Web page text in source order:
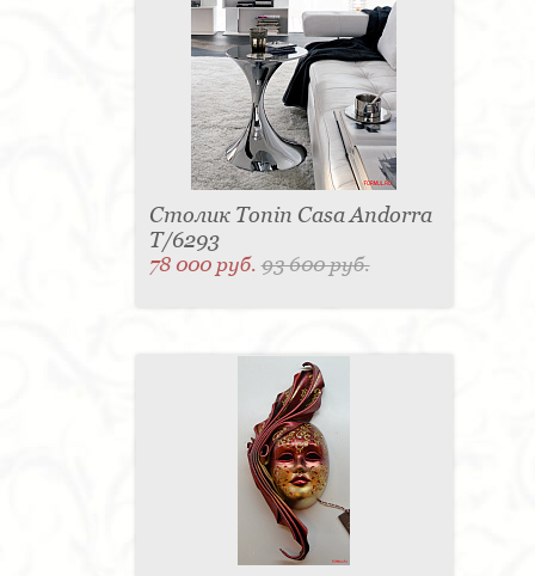
Столик Tonin Casa Andorra
T/6293
78 000 руб.93 600 руб.